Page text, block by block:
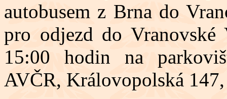
autobusem z Brna do
pro odjezd do
15:00 hodin na
AVČR, Královopolská